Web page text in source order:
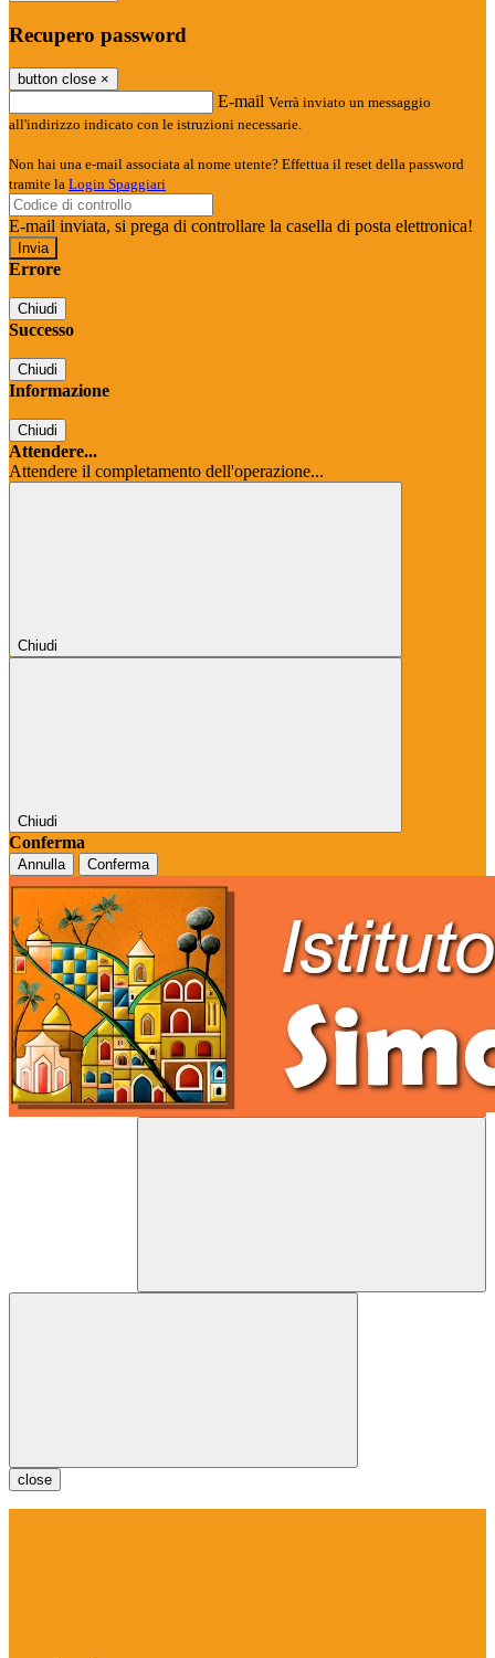
Recupero password
button close ×
E-mail Verrà inviato un messaggio
all'indirizzo indicato con le istruzioni necessarie.
Non hai una e-mail associata al nome utente? Effettua il reset della password
tramite la Login Spaggiari
E-mail inviata, si prega di controllare la casella di posta elettronica!
Errore
Chiudi
Successo
Chiudi
Informazione
Chiudi
Attendere...
Attendere il completamento dell'operazione...
Chiudi
Chiudi
Conferma
Annulla Conferma
close